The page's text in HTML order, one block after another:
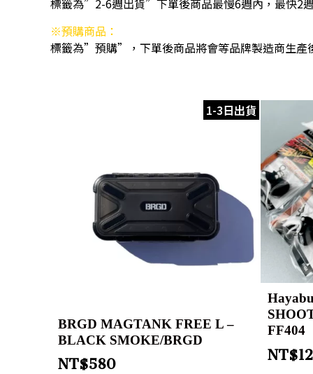
標籤為”2-6週出貨”下單後商品最慢6週內，最快2
※預購商品：
標籤為”預購”，下單後商品將會等品牌製造商生產
1-3日出貨
BRGD MAGTANK FREE L –
BLACK SMOKE/BRGD
NT$580
FF404
NT$